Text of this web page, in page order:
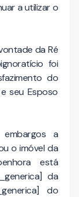
a utilizar o
da Ré
foi
do
seu Esposo
a
o imóvel da
está
da
do